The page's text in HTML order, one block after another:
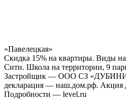
«Павелецкая»
Скидка 15% на квартиры. Виды
Сити. Школа на территории, 9
Застройщик — ООО СЗ
декларация — наш.дом.рф. Акция
Подробности — level.ru